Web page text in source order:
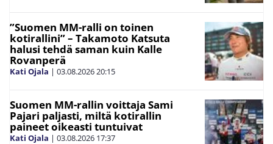
”Suomen MM-ralli on toinen
kotirallini” – Takamoto Katsuta
halusi tehdä saman kuin Kalle
Rovanperä
Kati Ojala | 03.08.202620:15
Suomen MM-rallin voittaja Sami
Pajari paljasti, miltä kotirallin
paineet oikeasti tuntuivat
Kati Ojala | 03.08.2026 17:37